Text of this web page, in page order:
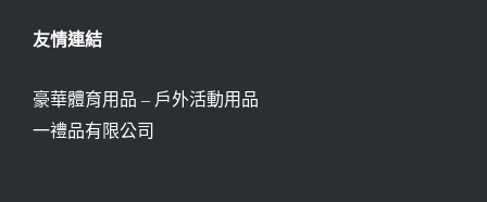
友情連結
豪華體育用品 – 戶外活動用品
一禮品有限公司